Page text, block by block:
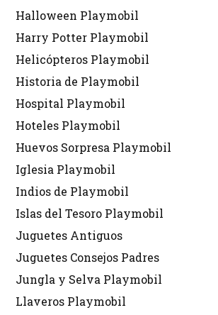
Halloween Playmobil
Harry Potter Playmobil
Helicópteros Playmobil
Historia de Playmobil
Hospital Playmobil
Hoteles Playmobil
Huevos Sorpresa Playmobil
Iglesia Playmobil
Indios de Playmobil
Islas del Tesoro Playmobil
Juguetes Antiguos
Juguetes Consejos Padres
Jungla y Selva Playmobil
Llaveros Playmobil